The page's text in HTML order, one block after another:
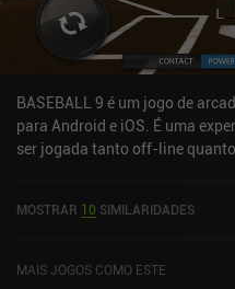
BASEBALL 9 é um jogo de
para Android e iOS. É uma
ser jogada tanto off-line
atual de 4,6 de 5,0 no Google
MOSTRAR 10 SIMILARIDADES
MAIS JOGOS COMO ESTE